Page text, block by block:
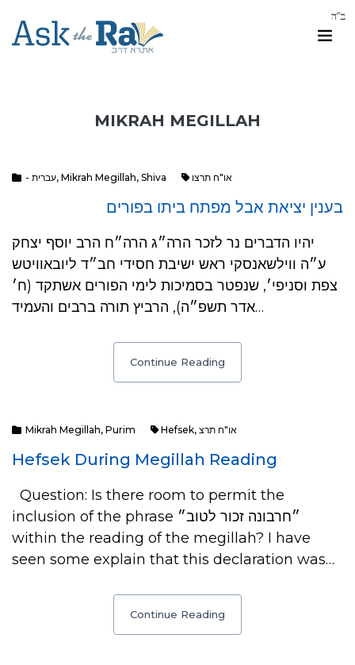
MIKRAH MEGILLAH
- עברית, Mikrah Megillah, Shiva או"ח תרצו
בענין יציאת אבל מפתח ביתו בפורים
יהיו הדברים נר לזכר הרה״ג הרה״ח הרב יוסף יצחק
ע״ה ווילשאנסקי ראש ישיבת חסידי חב״ד ליובאוויטש
צפת וסניפי׳, שנפטר בסמיכות לימי הפורים אשתקד (ח׳
אדר תשפ״ה), הרביץ תורה ברבים והעמיד…
Continue Reading
Mikrah Megillah, Purim Hefsek, או"ח תרצ
Hefsek During Megillah Reading
Question: Is there room to permit the
inclusion of the phrase ״חרבונה זכור לטוב״
within the reading of the megillah? I have
seen some explain that this declaration was…
Continue Reading